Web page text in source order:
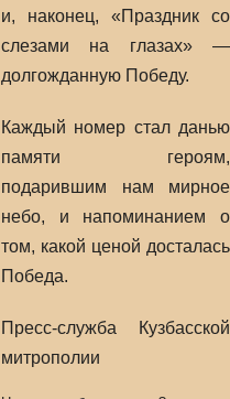
и, наконец, «Праздник со
слезами на глазах» —
долгожданную Победу.
Каждый номер стал данью
памяти героям,
подарившим нам мирное
небо, и напоминанием о
том, какой ценой досталась
Победа.
Пресс-служба Кузбасской
митрополии